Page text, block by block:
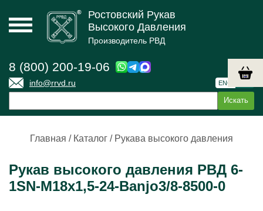
Ростовский Рукав
Высокого Давления
Производитель РВД
8 (800) 200-19-06
info@rrvd.ru ENG
Главная / Каталог / Рукава высокого давления
Рукав высокого давления РВД 6-
1SN-M18х1,5-24-Banjo3/8-8500-0